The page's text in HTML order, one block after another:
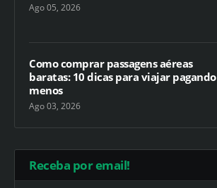
Ago 05, 2026
Como comprar passagens aéreas
baratas: 10 dicas para viajar pagando
menos
Ago 03, 2026
Receba por email!